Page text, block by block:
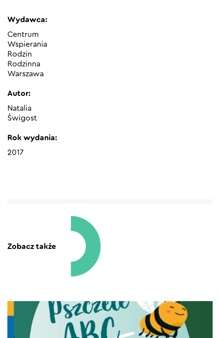
Wydawca:
Centrum
Wspierania
Rodzin
Rodzinna
Warszawa
Autor:
Natalia
Świgost
Rok wydania:
2017
Zobacz także